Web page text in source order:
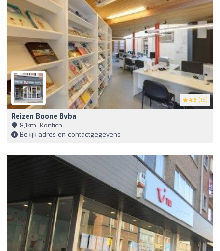
4.9 (16)
Reizen Boone Bvba
8,1km, Kontich
Bekijk adres en contactgegevens